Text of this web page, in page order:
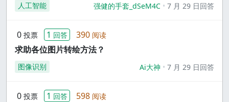
人工智能 强健的手套_dSeM4C 7 月 29 日回答
0 投票 1 回答 390 阅读
求助各位图片转绘方法？
图像识别 Ai大神 7 月 29 日回答
0 投票 1 回答 598 阅读